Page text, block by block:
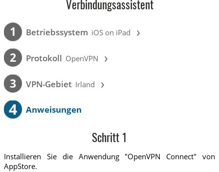
Verbindungsassistent
1 Betriebssystem iOS on iPad ›
2 Protokoll OpenVPN ›
3 VPN-Gebiet Irland ›
4 Anweisungen
Schritt 1
Installieren Sie die Anwendung "OpenVPN Connect" von
AppStore.